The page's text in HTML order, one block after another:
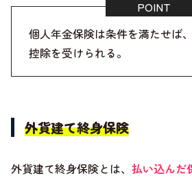
個人年金保険は条件を満たせば
控除を受けられる。
外貨建て終身保険
外貨建て終身保険とは、 払い込んだ